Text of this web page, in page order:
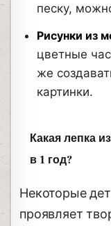
песку,
Рисунки из
цветные
же
картинки.
Какая лепка
в 1 год?
Некоторые
проявляет